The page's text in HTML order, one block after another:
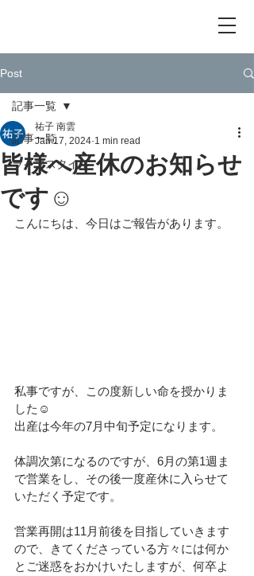
Post
記事一覧
ライフスタイル
記事一覧
皆様へ産休のお知らせ
です☺︎
祐子 南雲
Jan 17, 2024 1 min read
こんにちは、今日はご報告があります。
私事ですが、この度新しい命を授かりま
した☺︎
出産は今年の7月中旬予定になります。
体調次第になるのですが、6月の第1週ま
で営業をし、その後一度産休に入らせて
いただく予定です。
営業再開は11月前後を目指していきます
ので、きてくださっている方々には何か
とご迷惑をおかけいたしますが、何卒よ